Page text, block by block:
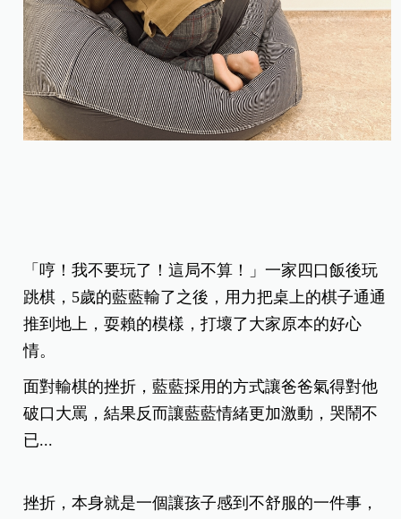
「哼！我不要玩了！這局不算！」一家四口飯後玩
跳棋，5歲的藍藍輸了之後，用力把桌上的棋子通通
推到地上，耍賴的模樣，打壞了大家原本的好心
情。
面對輸棋的挫折，藍藍採用的方式讓爸爸氣得對他
破口大罵，結果反而讓藍藍情緒更加激動，哭鬧不
已...
挫折，本身就是一個讓孩子感到不舒服的一件事，